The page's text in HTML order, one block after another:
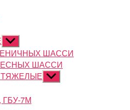
Показывать
подменю
ШАССИ
ШАССИ
Показывать
подменю
ГБУ-7М